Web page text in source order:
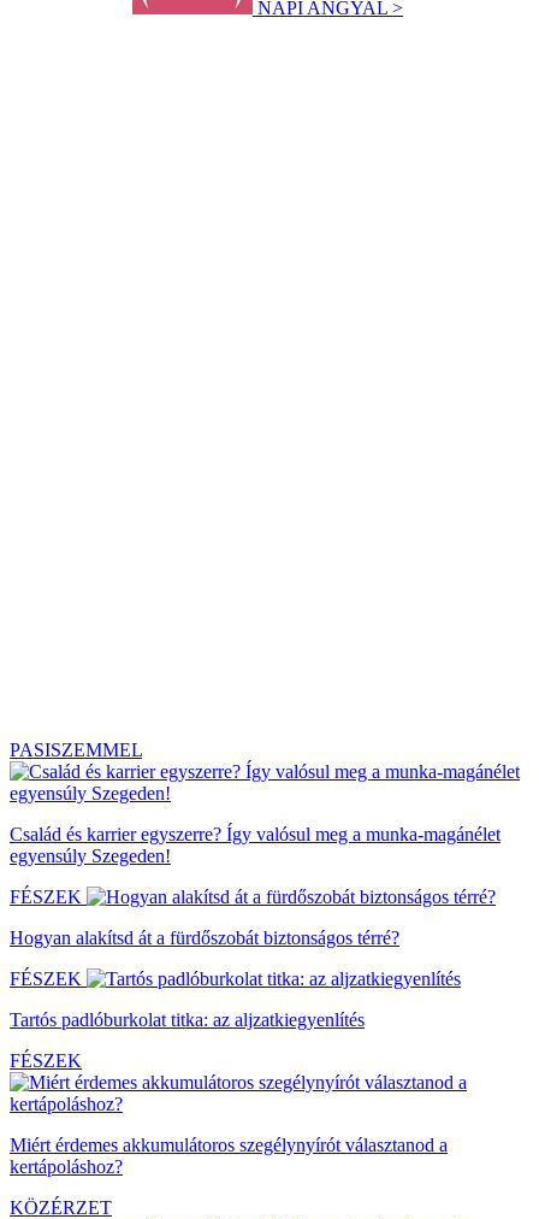
NAPI ANGYAL >
PASISZEMMEL
Család és karrier egyszerre? Így valósul meg a munka-magánélet
egyensúly Szegeden!
FÉSZEK
Hogyan alakítsd át a fürdőszobát biztonságos térré?
FÉSZEK
Tartós padlóburkolat titka: az aljzatkiegyenlítés
FÉSZEK
Miért érdemes akkumulátoros szegélynyírót választanod a
kertápoláshoz?
KÖZÉRZET